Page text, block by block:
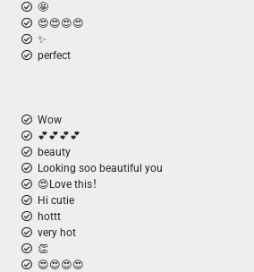
🤩
😍😍😍😍
✨
perfect
Wow
💕💕💕💕
beauty
Looking soo beautiful you
😍Love this！
Hi cutie
hottt
very hot
👏
😍😍😍😍